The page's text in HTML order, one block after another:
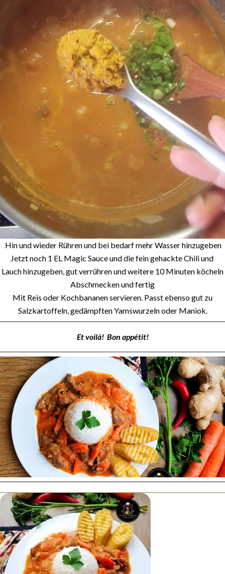
Hin und wieder Rühren und bei bedarf mehr Wasser hinzugeben
Jetzt noch 1 EL Magic Sauce und die fein gehackte Chili und
Lauch hinzugeben, gut verrühren und weitere 10 Minuten köcheln
Abschmecken und fertig
Mit Reis oder Kochbananen servieren. Passt ebenso gut zu
Salzkartoffeln, gedämpften Yamswurzeln oder Maniok.
Et voilà! Bon appétit!